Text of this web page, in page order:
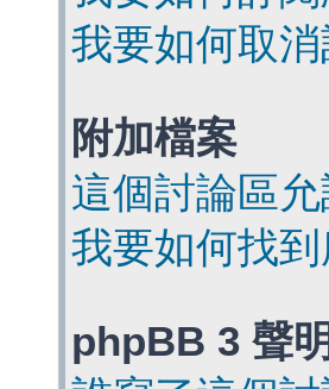
我要如何取消
附加檔案
這個討論區
我要如何找
phpBB 3 聲明